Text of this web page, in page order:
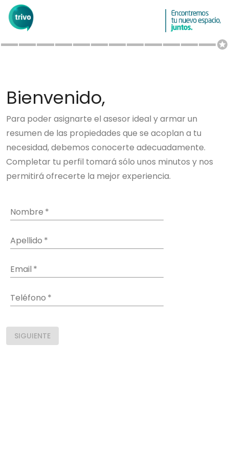
Bienvenido,
Para poder asignarte el asesor ideal y armar un
resumen de las propiedades que se acoplan a tu
necesidad, debemos conocerte adecuadamente.
Completar tu perfil tomará sólo unos minutos y nos
permitirá ofrecerte la mejor experiencia.
Nombre *
Apellido *
Email *
Teléfono *
SIGUIENTE